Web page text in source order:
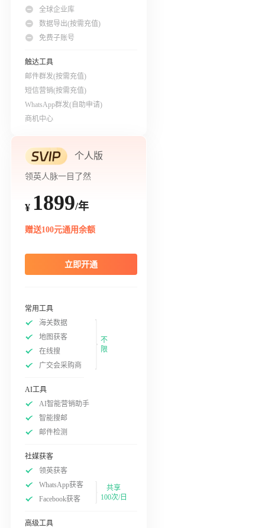
全球企业库
数据导出(按需充值)
免费子账号
触达工具
邮件群发(按需充值)
短信营销(按需充值)
WhatsApp群发(自助申请)
商机中心
个人版
领英人脉一目了然
¥ 1899/年
赠送100元通用余额
立即开通
常用工具
海关数据
地图获客
在线搜
广交会采购商
不
限
AI工具
AI智能营销助手
智能搜邮
邮件检测
社媒获客
领英获客
WhatsApp获客
Facebook获客
共享
100次/日
高级工具